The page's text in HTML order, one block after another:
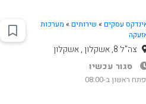
עסקים » שירותים» מערכות
צה"ל 8, אשקלון , אשקלון
סגור עכשיו
ראשון ב-08:00